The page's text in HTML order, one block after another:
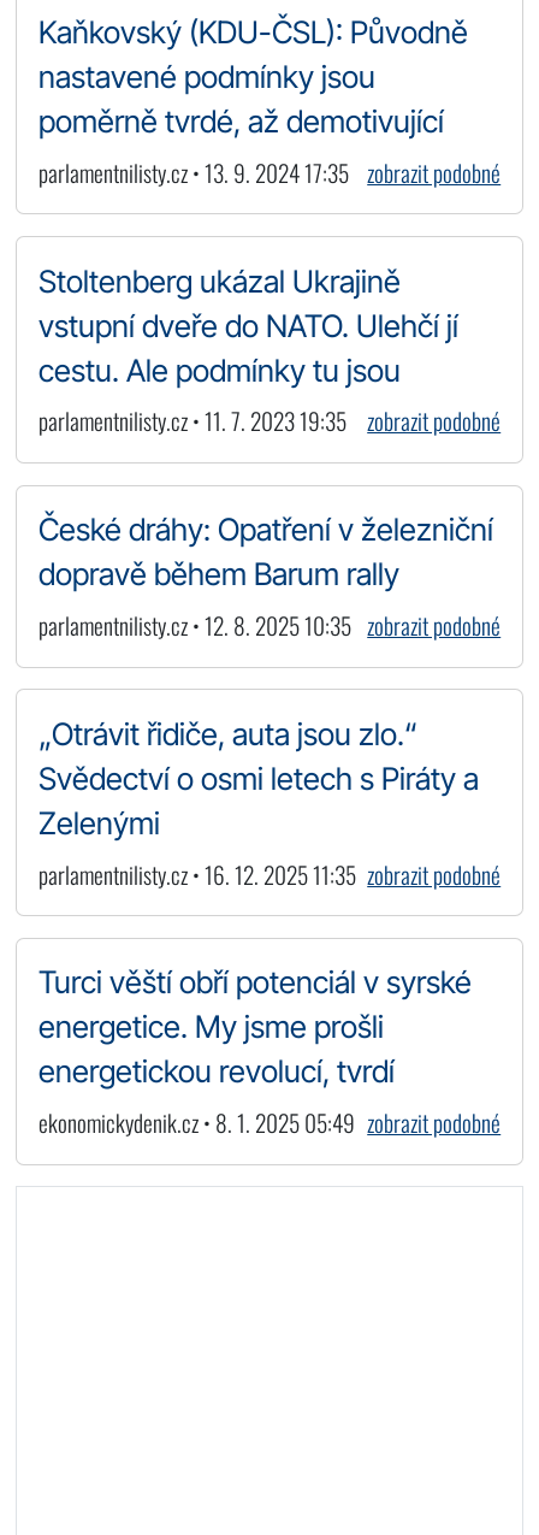
Kaňkovský (KDU-ČSL): Původně
nastavené podmínky jsou
poměrně tvrdé, až demotivující
parlamentnilisty.cz • 13. 9. 2024 17:35 zobrazit podobné
Stoltenberg ukázal Ukrajině
vstupní dveře do NATO. Ulehčí jí
cestu. Ale podmínky tu jsou
parlamentnilisty.cz • 11. 7. 2023 19:35 zobrazit podobné
České dráhy: Opatření v železniční
dopravě během Barum rally
parlamentnilisty.cz • 12. 8. 2025 10:35 zobrazit podobné
„Otrávit řidiče, auta jsou zlo.“
Svědectví o osmi letech s Piráty a
Zelenými
parlamentnilisty.cz • 16. 12. 2025 11:35 zobrazit podobné
Turci věští obří potenciál v syrské
energetice. My jsme prošli
energetickou revolucí, tvrdí
ekonomickydenik.cz • 8. 1. 2025 05:49 zobrazit podobné